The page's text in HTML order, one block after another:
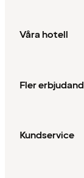
Våra hotell
Fler
Kundservice